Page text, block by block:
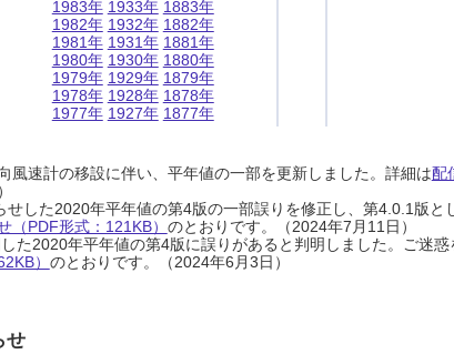
1983年
1982年
1981年
1980年
1979年
1978年
1977年
1933年
1932年
1931年
1930年
1929年
1928年
1927年
1883年
1882年
1881年
1880年
1879年
1878年
1877年
風速計の移設に伴い、平年値の一部を更新しました。詳細は配
せした2020年平年値の第4版の一部誤りを修正し、第4.0.1版
（PDF形式：121KB） のとおりです。（2024年7月11日）
た2020年平年値の第4版に誤りがあると判明しました。ご迷
） のとおりです。（2024年6月3日）
せ